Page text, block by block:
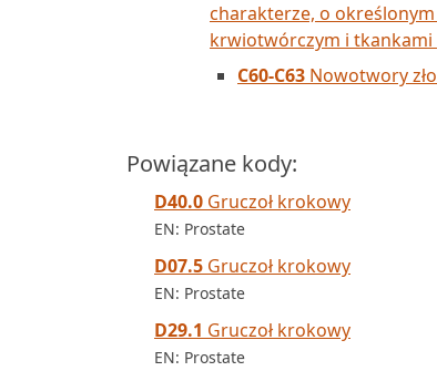
charakterze, o
krwiotwórczym i
C60-C63 Nowotwory
Powiązane kody:
D40.0 Gruczoł krokowy
EN: Prostate
D07.5 Gruczoł krokowy
EN: Prostate
D29.1 Gruczoł krokowy
EN: Prostate